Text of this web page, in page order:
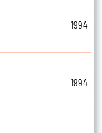
1994
1994